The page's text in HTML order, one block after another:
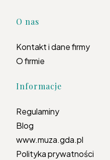
Linki w stopce
O nas
Kontakt i dane firmy
O firmie
Informacje
Regulaminy
Blog
www.muza.gda.pl
Polityka prywatności